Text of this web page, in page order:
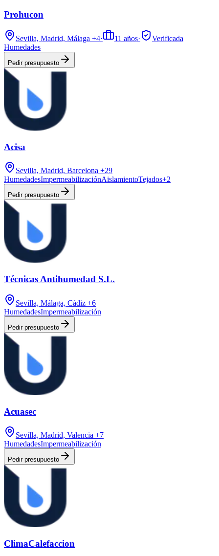
Prohucon
Sevilla, Madrid, Málaga +4· 11 años·
Verificada
Humedades
Pedir presupuesto
Acisa
Sevilla, Madrid, Barcelona +29
HumedadesImpermeabilizaciónAislamientoTejados+2
Pedir presupuesto
Técnicas Antihumedad S.L.
Sevilla, Málaga, Cádiz +6
HumedadesImpermeabilización
Pedir presupuesto
Acuasec
Sevilla, Madrid, Valencia +7
HumedadesImpermeabilización
Pedir presupuesto
ClimaCalefaccion